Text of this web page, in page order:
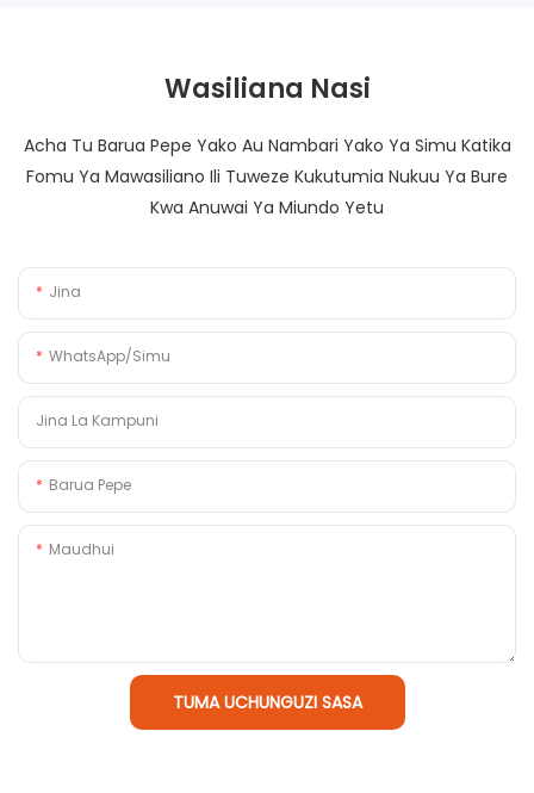
Wasiliana Nasi
Acha Tu Barua Pepe Yako Au Nambari Yako Ya Simu Katika
Fomu Ya Mawasiliano Ili Tuweze Kukutumia Nukuu Ya Bure
Kwa Anuwai Ya Miundo Yetu
Jina
WhatsApp/Simu
Jina La Kampuni
Barua Pepe
Maudhui
TUMA UCHUNGUZI SASA